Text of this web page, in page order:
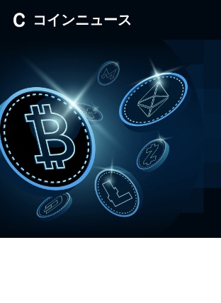
コインニュース